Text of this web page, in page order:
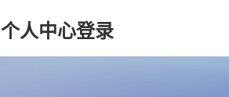
个人中心登录